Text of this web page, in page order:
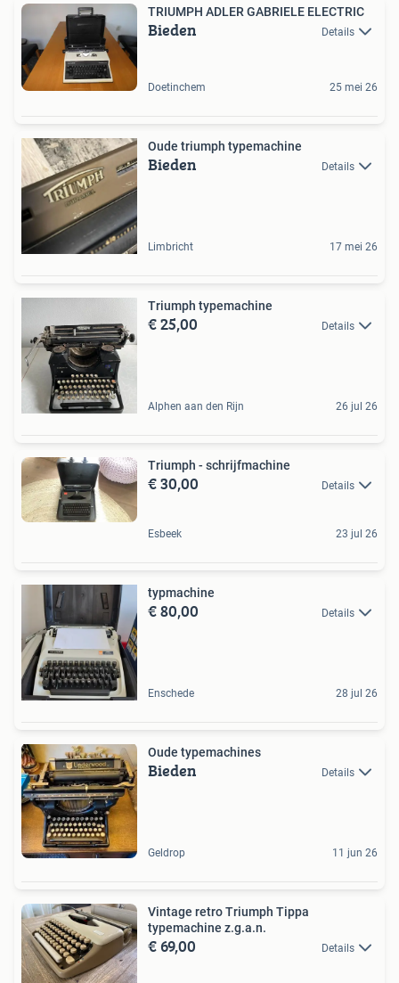
TRIUMPH ADLER GABRIELE ELECTRIC
Bieden Details
Doetinchem 25 mei 26
Oude triumph typemachine
Bieden Details
Limbricht 17 mei 26
Triumph typemachine
€ 25,00 Details
Alphen aan den Rijn 26 jul 26
Triumph - schrijfmachine
€ 30,00 Details
Esbeek 23 jul 26
typmachine
€ 80,00 Details
Enschede 28 jul 26
Oude typemachines
Bieden Details
Geldrop 11 jun 26
Vintage retro Triumph Tippa
typemachine z.g.a.n.
€ 69,00 Details